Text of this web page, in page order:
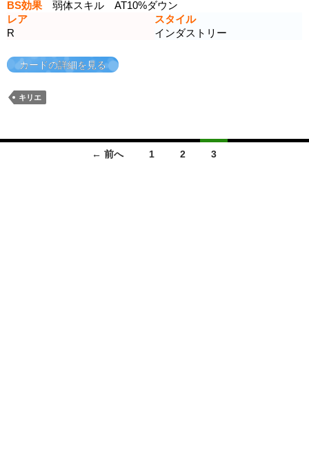
BS効果 弱体スキル AT10%ダウン
レア
スタイル
R
インダストリー
カードの詳細を見る
キリエ
← 前へ 1 2 3